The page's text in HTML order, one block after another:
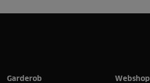
Garderob Webshop